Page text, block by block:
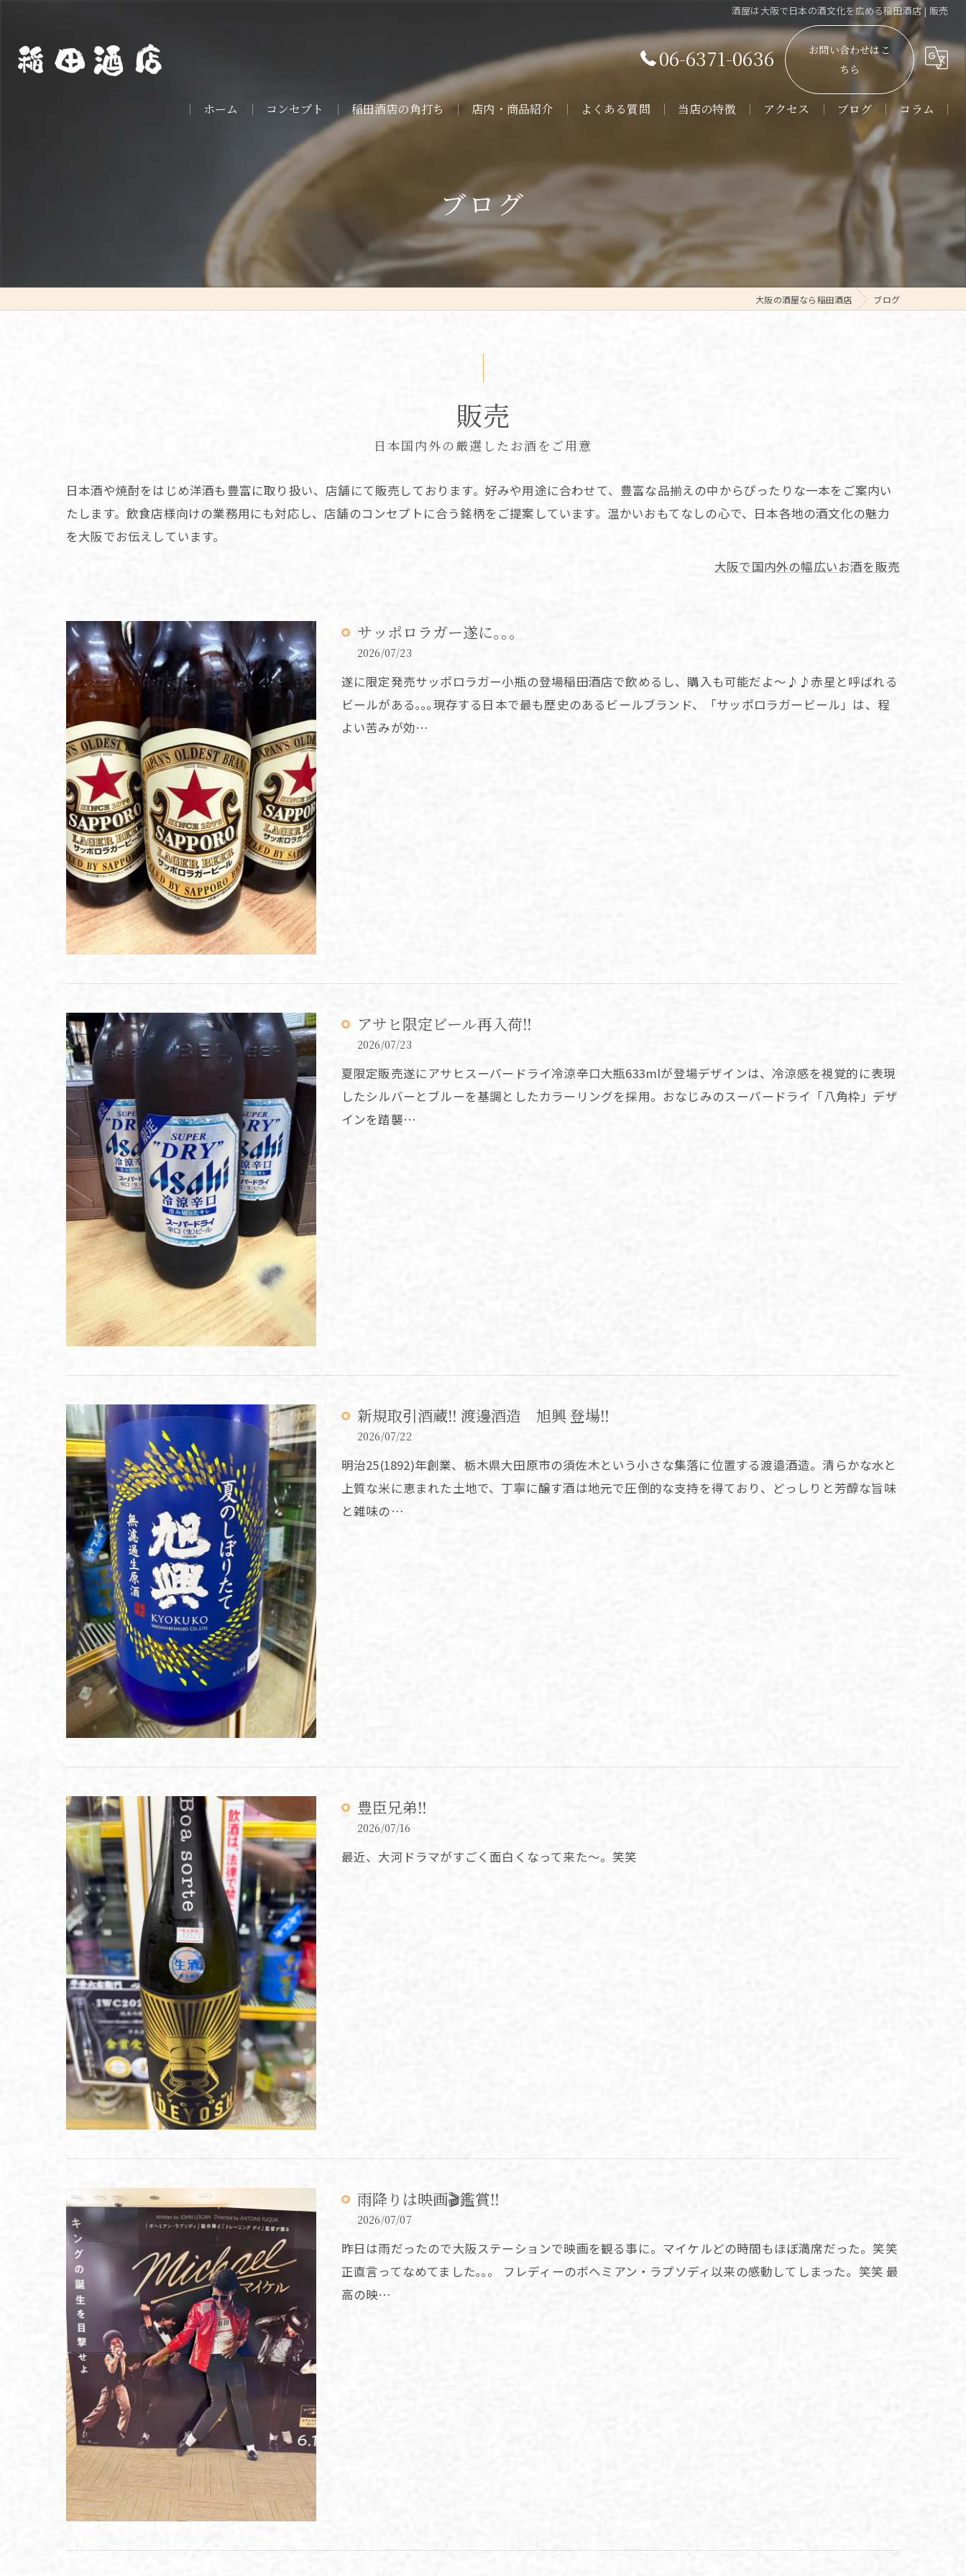
酒屋は大阪で日本の酒文化を広める稲田酒店 | 販売
06-6371-0636
お問い合わせはこ
ちら
ホーム コンセプト 稲田酒店の角打ち 店内・商品紹介 よくある質問 当店の特徴
角打ち
日本酒
焼酎
アクセス ブログ コラム
ブログ
大阪の酒屋なら稲田酒店 ブログ
販売
日本国内外の厳選したお酒をご用意
日本酒や焼酎をはじめ洋酒も豊富に取り扱い、店舗にて販売しております。好みや用途に合わせて、豊富な品揃えの中からぴったりな一本をご案内い
たします。飲食店様向けの業務用にも対応し、店舗のコンセプトに合う銘柄をご提案しています。温かいおもてなしの心で、日本各地の酒文化の魅力
を大阪でお伝えしています。
大阪で国内外の幅広いお酒を販売
サッポロラガー遂に｡｡｡
2026/07/23
遂に限定発売サッポロラガー小瓶の登場稲田酒店で飲めるし、購入も可能だよ～♪♪赤星と呼ばれる
ビールがある｡｡｡現存する日本で最も歴史のあるビールブランド、「サッポロラガービール」は、程
よい苦みが効…
アサヒ限定ビール再入荷‼️
2026/07/23
夏限定販売遂にアサヒスーパードライ冷涼辛口大瓶633mlが登場デザインは、冷涼感を視覚的に表現
したシルバーとブルーを基調としたカラーリングを採用。おなじみのスーパードライ「八角枠」デザ
インを踏襲…
新規取引酒蔵‼️ 渡邊酒造 旭興 登場‼️
2026/07/22
明治25(1892)年創業、栃木県大田原市の須佐木という小さな集落に位置する渡邉酒造。清らかな水と
上質な米に恵まれた土地で、丁寧に醸す酒は地元で圧倒的な支持を得ており、どっしりと芳醇な旨味
と雑味の…
豊臣兄弟‼️
2026/07/16
最近、大河ドラマがすごく面白くなって来た～。笑笑
雨降りは映画🎬鑑賞‼️
2026/07/07
昨日は雨だったので大阪ステーションで映画を観る事に。マイケルどの時間もほぼ満席だった。笑笑
正直言ってなめてました｡｡。 フレディーのボヘミアン・ラプソディ以来の感動してしまった。笑笑 最
高の映…